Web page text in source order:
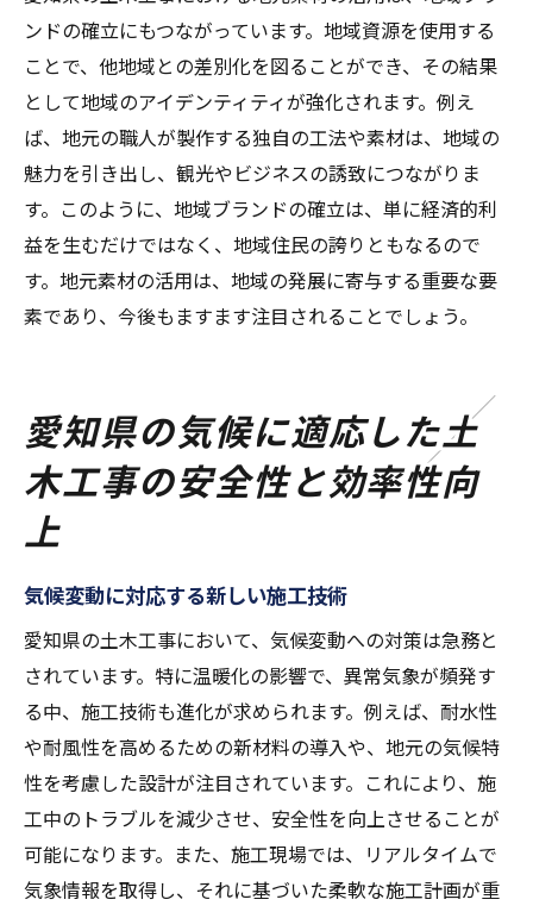
ンドの確立にもつながっています。地域資源を使用する
ことで、他地域との差別化を図ることができ、その結果
として地域のアイデンティティが強化されます。例え
ば、地元の職人が製作する独自の工法や素材は、地域の
魅力を引き出し、観光やビジネスの誘致につながりま
す。このように、地域ブランドの確立は、単に経済的利
益を生むだけではなく、地域住民の誇りともなるので
す。地元素材の活用は、地域の発展に寄与する重要な要
素であり、今後もますます注目されることでしょう。
愛知県の気候に適応した土
木工事の安全性と効率性向
上
気候変動に対応する新しい施工技術
愛知県の土木工事において、気候変動への対策は急務と
されています。特に温暖化の影響で、異常気象が頻発す
る中、施工技術も進化が求められます。例えば、耐水性
や耐風性を高めるための新材料の導入や、地元の気候特
性を考慮した設計が注目されています。これにより、施
工中のトラブルを減少させ、安全性を向上させることが
可能になります。また、施工現場では、リアルタイムで
気象情報を取得し、それに基づいた柔軟な施工計画が重